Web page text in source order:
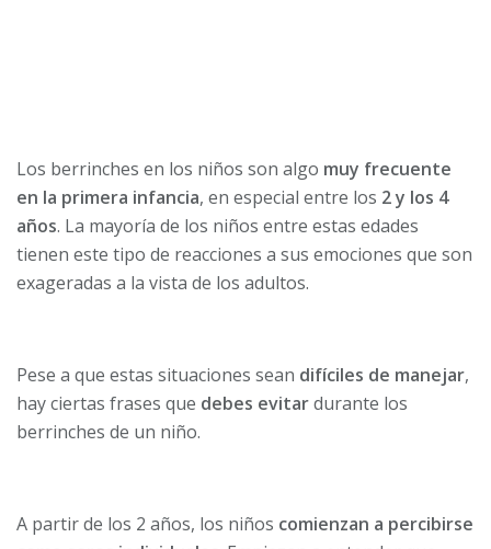
Los berrinches en los niños son algo muy frecuente
en la primera infancia, en especial entre los 2 y los 4
años. La mayoría de los niños entre estas edades
tienen este tipo de reacciones a sus emociones que son
exageradas a la vista de los adultos.
Pese a que estas situaciones sean difíciles de manejar,
hay ciertas frases que debes evitardurante los
berrinches de un niño.
A partir de los 2 años, los niños comienzan a percibirse